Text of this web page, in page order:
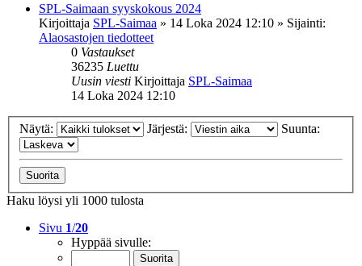
SPL-Saimaan syyskokous 2024
Kirjoittaja SPL-Saimaa » 14 Loka 2024 12:10 » Sijainti:
Alaosastojen tiedotteet
0 Vastaukset
36235 Luettu
Uusin viesti Kirjoittaja SPL-Saimaa
14 Loka 2024 12:10
Näytä: Järjestä: Suunta:
Haku löysi yli 1000 tulosta
Sivu 1/20
Hyppää sivulle: